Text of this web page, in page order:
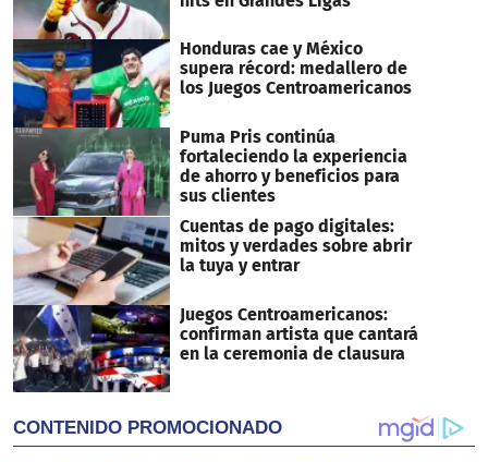
Honduras cae y México
supera récord: medallero de
los Juegos Centroamericanos
Puma Pris continúa
fortaleciendo la experiencia
de ahorro y beneficios para
sus clientes
Cuentas de pago digitales:
mitos y verdades sobre abrir
la tuya y entrar
Juegos Centroamericanos:
confirman artista que cantará
en la ceremonia de clausura